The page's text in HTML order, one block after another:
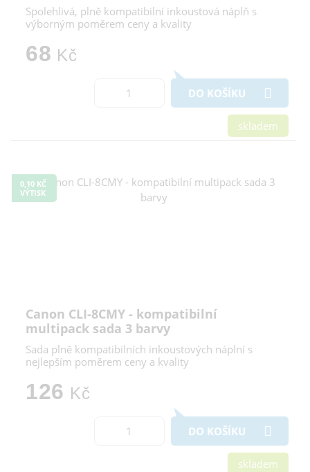
Spolehlivá, plně kompatibilní inkoustová náplň s
výborným poměrem ceny a kvality
68 Kč
DO KOŠÍKU
skladem
0,10 KČ
VÝTISK
Canon CLI-8CMY - kompatibilní
multipack sada 3 barvy
Sada plně kompatibilních inkoustových náplní s
nejlepším poměrem ceny a kvality
126 Kč
DO KOŠÍKU
skladem